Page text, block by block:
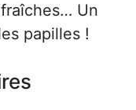
Un
papilles !